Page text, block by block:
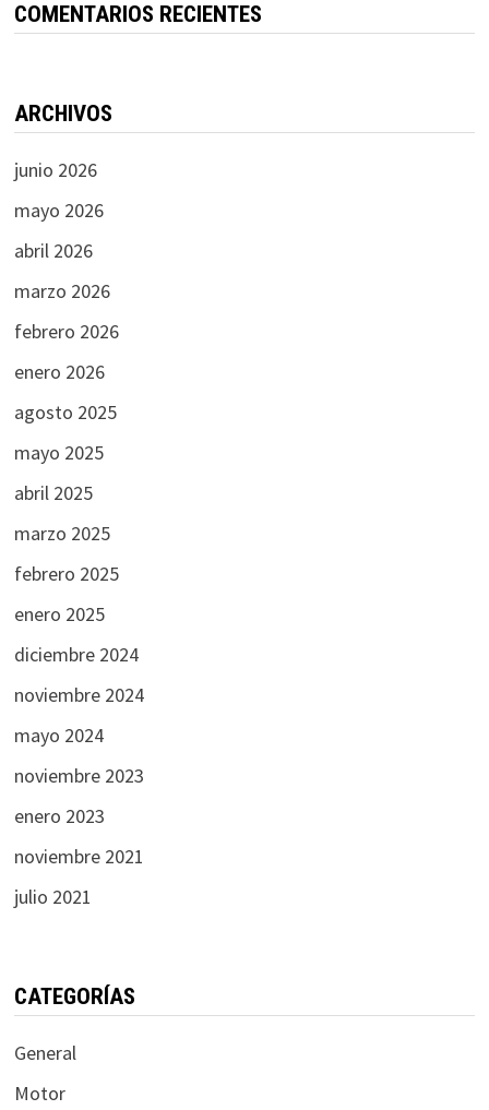
COMENTARIOS RECIENTES
ARCHIVOS
junio 2026
mayo 2026
abril 2026
marzo 2026
febrero 2026
enero 2026
agosto 2025
mayo 2025
abril 2025
marzo 2025
febrero 2025
enero 2025
diciembre 2024
noviembre 2024
mayo 2024
noviembre 2023
enero 2023
noviembre 2021
julio 2021
CATEGORÍAS
General
Motor